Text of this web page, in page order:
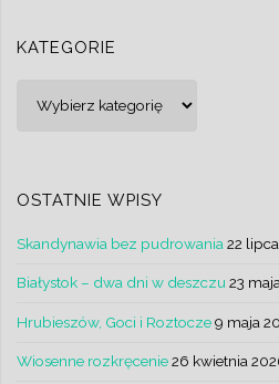
KATEGORIE
OSTATNIE WPISY
Skandynawia bez pudrowania 22
Białystok – dwa dni w deszczu 23
Hrubieszów, Goci i Roztocze 9 maja
Wiosenne rozkręcenie 26 kwietnia